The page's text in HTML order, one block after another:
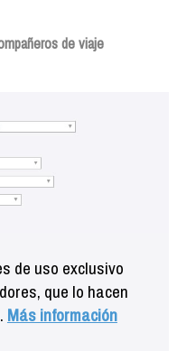
de viaje
de uso exclusivo
que lo hacen
Más información